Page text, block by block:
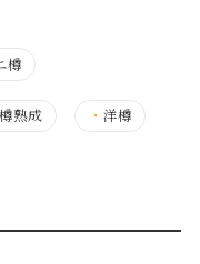
樽
樽熟成 ・ 洋樽